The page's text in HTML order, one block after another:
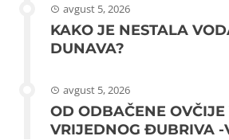
avgust 5, 2026
KAKO JE NESTALA
DUNAVA?
avgust 5, 2026
OD ODBAČENE
VRIJEDNOG ĐUBRIVA -